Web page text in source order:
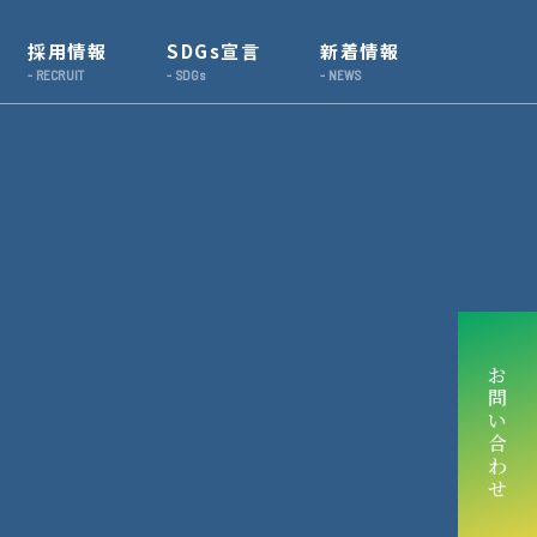
採用情報 SDGs宣言 新着情報
お
問
い
合
わ
せ